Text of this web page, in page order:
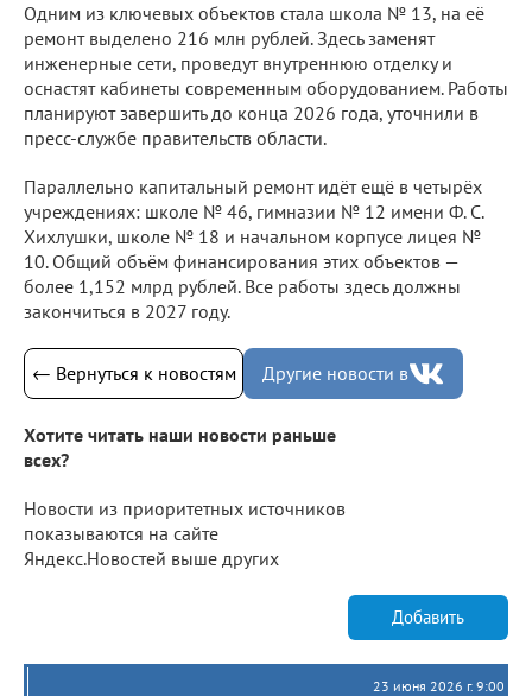
Одним из ключевых объектов стала школа № 13, на её
ремонт выделено 216 млн рублей. Здесь заменят
инженерные сети, проведут внутреннюю отделку и
оснастят кабинеты современным оборудованием. Работы
планируют завершить до конца 2026 года, уточнили в
пресс-службе правительств области.
Параллельно капитальный ремонт идёт ещё в четырёх
учреждениях: школе № 46, гимназии № 12 имени Ф. С.
Хихлушки, школе № 18 и начальном корпусе лицея №
10. Общий объём финансирования этих объектов —
более 1,152 млрд рублей. Все работы здесь должны
закончиться в 2027 году.
← Вернуться к новостям Другие новости в
Хотите читать наши новости раньше
всех?
Новости из приоритетных источников
показываются на сайте
Яндекс.Новостей выше других
Добавить
23 июня 2026 г. 9:00